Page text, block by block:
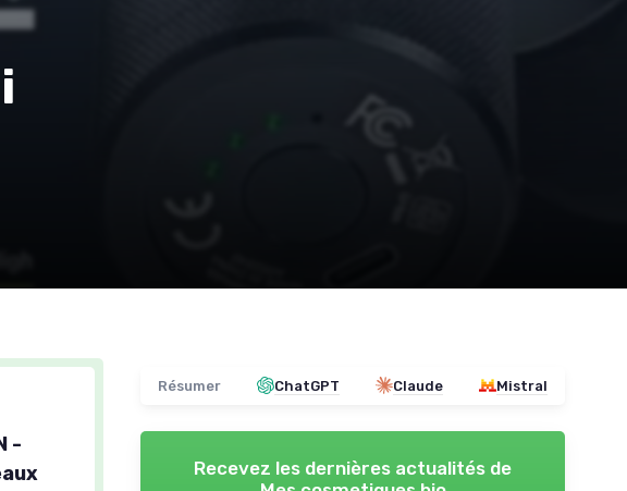
-
Résumer ChatGPT Claude Mistral
Recevez les dernières actualités de